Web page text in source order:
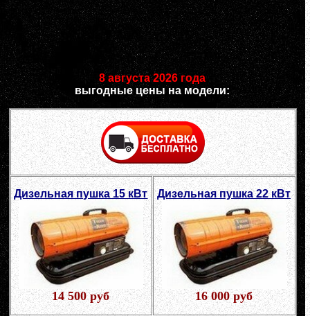
8 августа 2026 года
выгодные цены на модели:
Дизельная пушка 15 кВт
14 500 руб
Дизельная пушка 22 кВт
16 000 руб